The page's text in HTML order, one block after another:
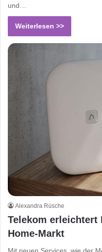
und…
Weiterlesen >>
Alexandra Rüsche
Telekom erleichtert
Home-Markt